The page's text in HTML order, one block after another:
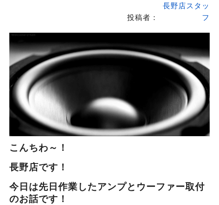
投稿者：
長野店スタッ
フ
こんちわ～！
長野店です！
今日は先日作業したアンプとウーファー取付
のお話です！